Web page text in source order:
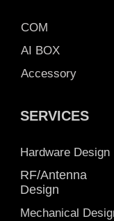
COM
AI BOX
Accessory
SERVICES
Hardware Design
RF/Antenna
Design
Mechanical